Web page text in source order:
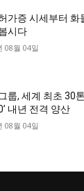
가증 시세부터 화
시다
08월 04일
룹, 세계 최초 30
내년 전격 양산
08월 04일